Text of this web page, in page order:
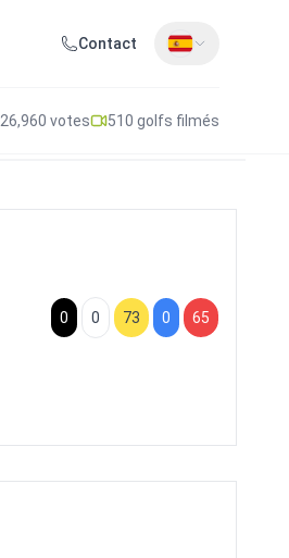
Contact
26,960 votes 510 golfs filmés
0 0 73 0 65